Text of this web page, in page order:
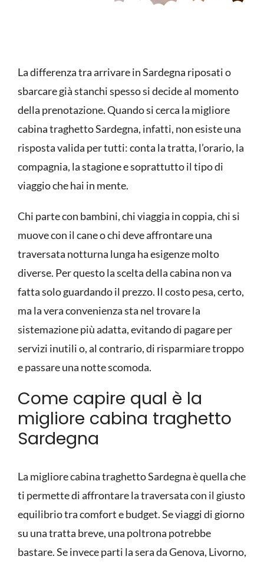
La differenza tra arrivare in Sardegna riposati o
sbarcare già stanchi spesso si decide al momento
della prenotazione. Quando si cerca la migliore
cabina traghetto Sardegna, infatti, non esiste una
risposta valida per tutti: conta la tratta, l’orario, la
compagnia, la stagione e soprattutto il tipo di
viaggio che hai in mente.
Chi parte con bambini, chi viaggia in coppia, chi si
muove con il cane o chi deve affrontare una
traversata notturna lunga ha esigenze molto
diverse. Per questo la scelta della cabina non va
fatta solo guardando il prezzo. Il costo pesa, certo,
ma la vera convenienza sta nel trovare la
sistemazione più adatta, evitando di pagare per
servizi inutili o, al contrario, di risparmiare troppo
e passare una notte scomoda.
Come capire qual è la
migliore cabina traghetto
Sardegna
La migliore cabina traghetto Sardegna è quella che
ti permette di affrontare la traversata con il giusto
equilibrio tra comfort e budget. Se viaggi di giorno
su una tratta breve, una poltrona potrebbe
bastare. Se invece parti la sera da Genova, Livorno,